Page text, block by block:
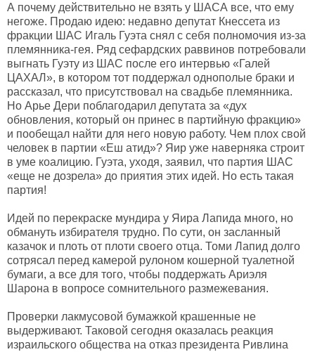
А почему действительно не взять у ШАСА все, что ему
негоже. Продаю идею: недавно депутат Кнессета из
фракции ШАС Игаль Гуэта снял с себя полномочия из-за
племянника-гея. Ряд сефардских раввинов потребовали
выгнать Гуэту из ШАС после его интервью «Галей
ЦАХАЛ», в котором тот поддержал однополые браки и
рассказал, что присутствовал на свадьбе племянника.
Но Арье Дери поблагодарил депутата за «дух
обновления, который он принес в партийную фракцию»
и пообещал найти для него новую работу. Чем плох свой
человек в партии «Еш атид»? Яир уже наверняка строит
в уме коалицию. Гуэта, уходя, заявил, что партия ШАС
«еще не дозрела» до приятия этих идей. Но есть такая
партия!
Идей по перекраске мундира у Яира Лапида много, но
обмануть избирателя трудно. По сути, он засланный
казачок и плоть от плоти своего отца. Томи Лапид долго
сотрясал перед камерой рулоном кошерной туалетной
бумаги, а все для того, чтобы поддержать Ариэля
Шарона в вопросе сомнительного размежевания.
Проверки лакмусовой бумажкой крашенные не
выдерживают. Таковой сегодня оказалась реакция
израильского общества на отказ президента Ривлина